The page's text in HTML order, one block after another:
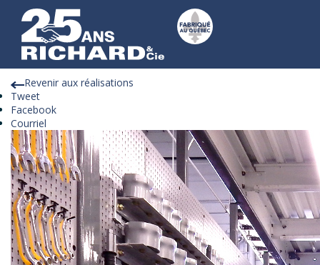
Réalisations
Revenir aux réalisations
Tweet
Facebook
Courriel